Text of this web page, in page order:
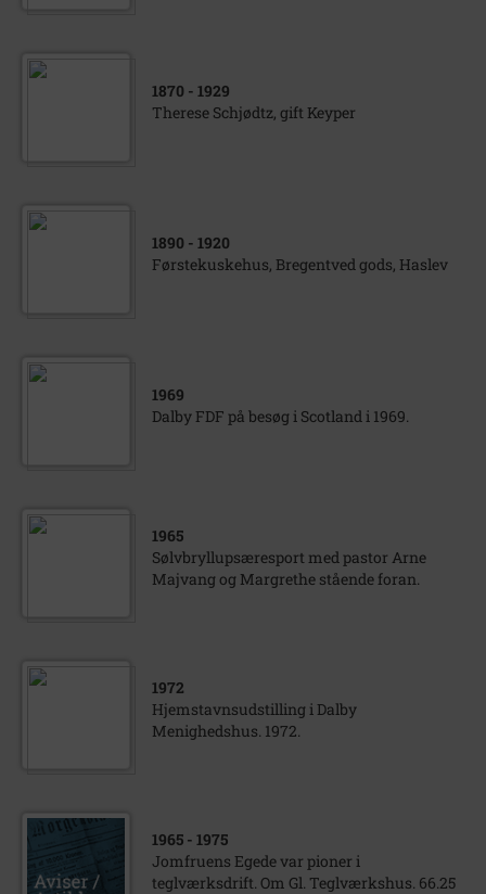
1870 - 1929
Therese Schjødtz, gift Keyper
1890 - 1920
Førstekuskehus, Bregentved gods, Haslev
1969
Dalby FDF på besøg i Scotland i 1969.
1965
Sølvbryllupsæresport med pastor Arne
Majvang og Margrethe stående foran.
1972
Hjemstavnsudstilling i Dalby
Menighedshus. 1972.
1965 - 1975
Jomfruens Egede var pioner i
teglværksdrift. Om Gl. Teglværkshus. 66.25